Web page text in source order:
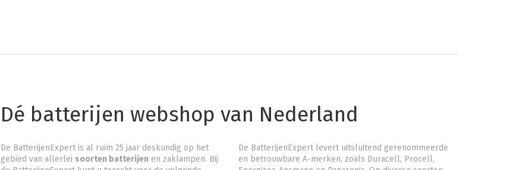
Dé batterijen webshop van Nederland
De BatterijenExpert is al ruim 25 jaar deskundig op het
gebied van allerlei soorten batterijenen zaklampen. Bij
De BatterijenExpert levert uitsluitend gerenommeerde
en betrouwbare A-merken, zoals Duracell, Procell,